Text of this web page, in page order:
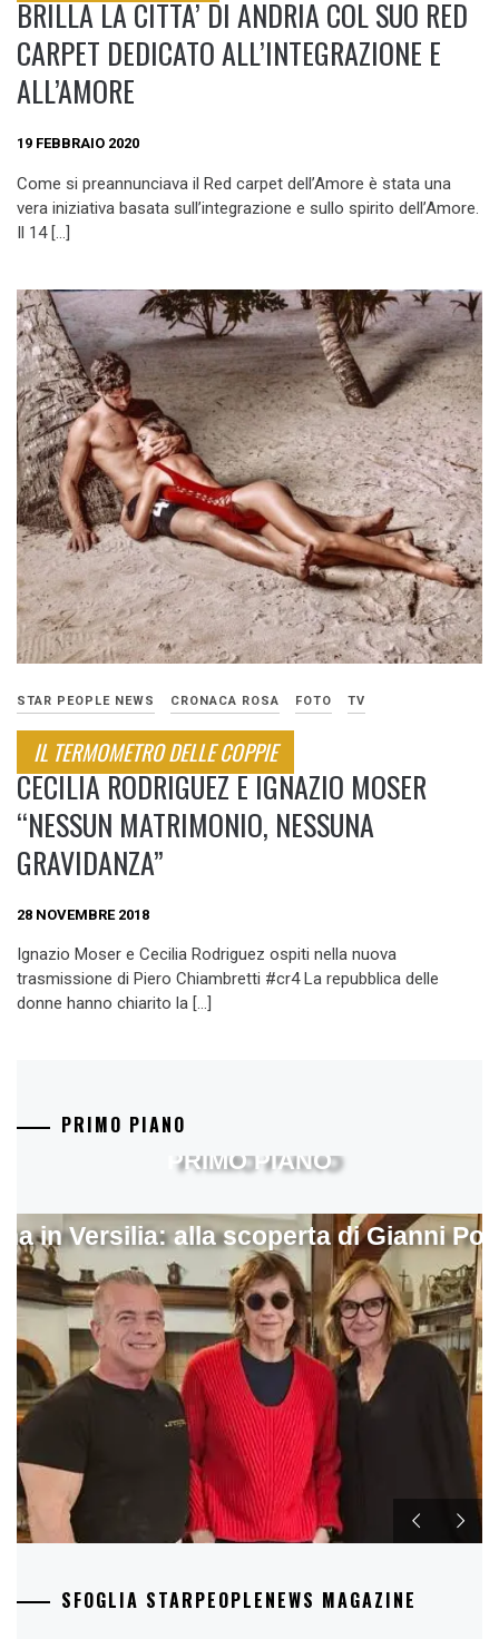
BRILLA LA CITTA’ DI ANDRIA COL SUO RED
CARPET DEDICATO ALL’INTEGRAZIONE E
ALL’AMORE
19 FEBBRAIO 2020
Come si preannunciava il Red carpet dell’Amore è stata una
vera iniziativa basata sull’integrazione e sullo spirito dell’Amore.
Il 14 […]
STAR PEOPLE NEWS CRONACA ROSA FOTO TV
IL TERMOMETRO DELLE COPPIE
CECILIA RODRIGUEZ E IGNAZIO MOSER
“NESSUN MATRIMONIO, NESSUNA
GRAVIDANZA”
28 NOVEMBRE 2018
Ignazio Moser e Cecilia Rodriguez ospiti nella nuova
trasmissione di Piero Chiambretti #cr4 La repubblica delle
donne hanno chiarito la […]
PRIMO PIANO
in Versilia: alla scoperta di Gianni
PRIMO PIANO
SFOGLIA STARPEOPLENEWS MAGAZINE